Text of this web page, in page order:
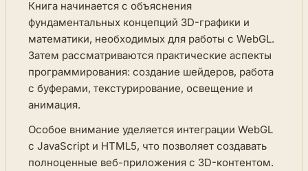
Книга начинается с объяснения
фундаментальных концепций 3D-графики и
математики, необходимых для работы с WebGL.
Затем рассматриваются практические аспекты
программирования: создание шейдеров, работа
с буферами, текстурирование, освещение и
анимация.
Особое внимание уделяется интеграции WebGL
с JavaScript и HTML5, что позволяет создавать
полноценные веб-приложения с 3D-контентом.